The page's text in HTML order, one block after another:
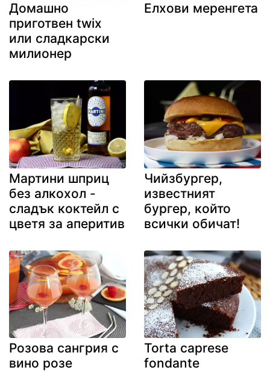
Домашно
приготвен twix
или сладкарски
милионер
Елхови меренгета
Мартини шприц
без алкохол -
сладък коктейл с
цветя за аперитив
Чийзбургер,
известният
бургер, който
всички обичат!
Розова сангрия с
вино розе
Torta caprese
fondante